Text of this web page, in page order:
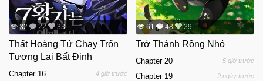
82 22 33
Thất Hoàng Tử Chạy Trốn
Tương Lai Bất Định
Chapter 16 4 giờ trước
61 48 39
Trở Thành Rồng Nhỏ
Chapter 20 5 giờ trước
Chapter 19 9 ngày trước